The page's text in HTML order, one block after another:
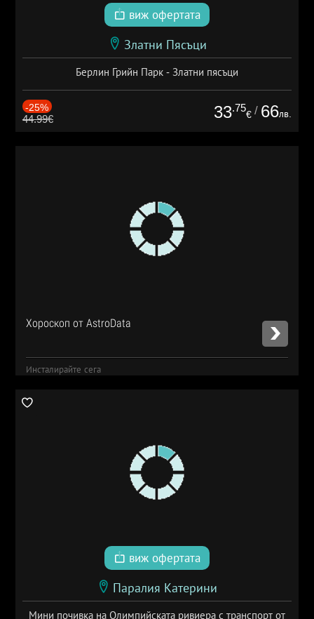
виж офертата
Златни Пясъци
Берлин Грийн Парк - Златни пясъци
-25%
44.99€ 33.75
€ / 66лв.
Хороскоп от AstroData
Инсталирайте сега
виж офертата
Паралия Катерини
Мини почивка на Олимпийската ривиера с транспорт от